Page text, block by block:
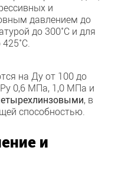
и
давлением до
до 300˚С и для
на Ду от 100 до
0,6 МПа, 1,0 МПа и
, в
способностью.
и